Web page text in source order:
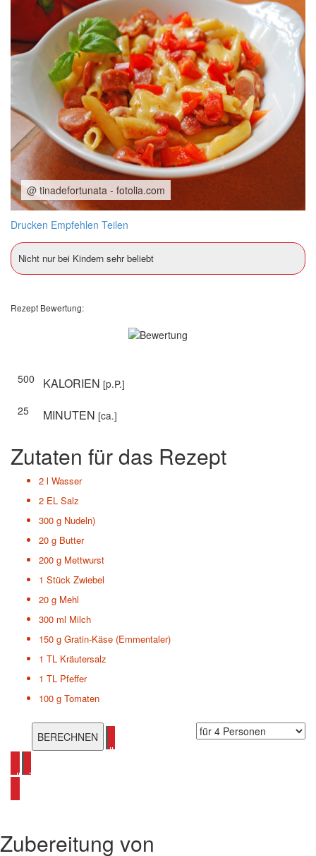
@ tinadefortunata - fotolia.com
Drucken Empfehlen Teilen
Nicht nur bei Kindern sehr beliebt
Rezept Bewertung:
500 KALORIEN [p.P.]
25
MINUTEN [ca.]
Zutaten für das Rezept
2 l Wasser
2 EL Salz
300 g Nudeln)
20 g Butter
200 g Mettwurst
1 Stück Zwiebel
20 g Mehl
300 ml Milch
150 g Gratin-Käse (Emmentaler)
1 TL Kräutersalz
1 TL Pfeffer
100 g Tomaten
alle Pasta Rezepte ansehen
alle Tomaten Rezepte ansehen
Zubereitung von